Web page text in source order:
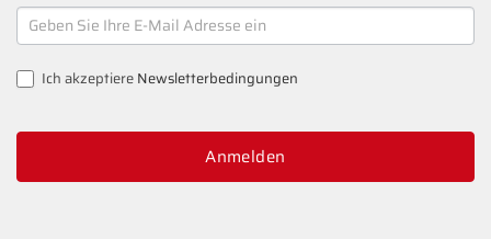
NEWSLETTER
SIGNUP
Ich akzeptiereNewsletterbedingungen
Anmelden